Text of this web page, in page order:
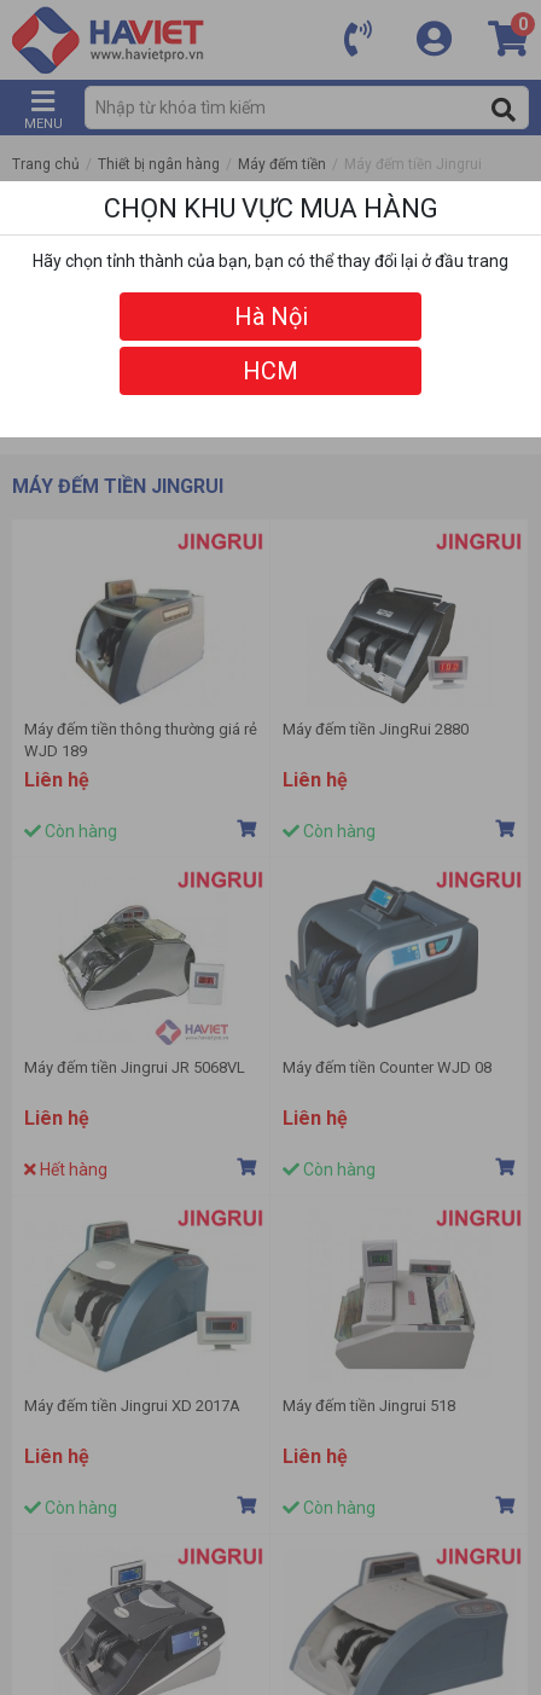
0
MENU
Trang chủ / Thiết bị ngân hàng / Máy đếm tiền / Máy đếm tiền Jingrui
MÁY ĐẾM TIỀN JINGRUI
Máy đếm tiền thông thường giá rẻ
WJD 189
Liên hệ
Còn hàng
Máy đếm tiền JingRui 2880
Liên hệ
Còn hàng
Máy đếm tiền Jingrui JR 5068VL
Liên hệ
Hết hàng
Máy đếm tiền Counter WJD 08
Liên hệ
Còn hàng
Máy đếm tiền Jingrui XD 2017A
Liên hệ
Còn hàng
Máy đếm tiền Jingrui 518
Liên hệ
Còn hàng
CHỌN KHU VỰC MUA HÀNG
Hãy chọn tỉnh thành của bạn, bạn có thể thay đổi lại ở đầu trang
Hà Nội
HCM